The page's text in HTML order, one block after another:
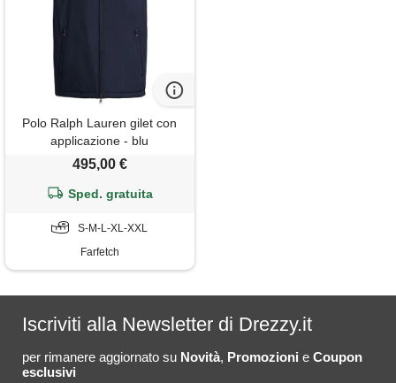
Polo Ralph Lauren gilet con
applicazione - blu
495,00 €
Sped. gratuita
S-M-L-XL-XXL
Farfetch
Iscriviti alla Newsletter di Drezzy.it
per rimanere aggiornato su Novità, Promozioni e Coupon
esclusivi